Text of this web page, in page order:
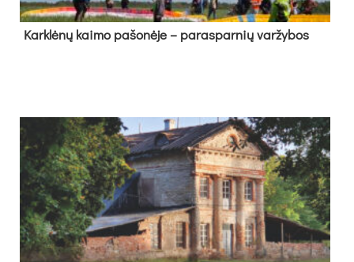
Kark­lė­nų kai­mo pa­šo­nė­je – pa­ras­par­nių var­žy­bos